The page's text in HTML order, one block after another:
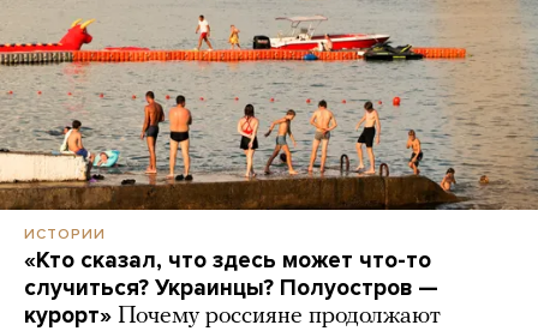
ИСТОРИИ
«Кто сказал, что здесь может что-то
случиться? Украинцы? Полуостров —
курорт» Почему россияне продолжают